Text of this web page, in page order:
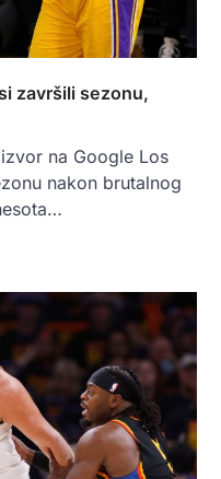
završili sezonu,
na Google Los
nakon brutalnog